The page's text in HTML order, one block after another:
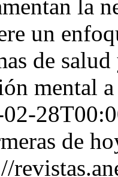
la
un
de
mental
de